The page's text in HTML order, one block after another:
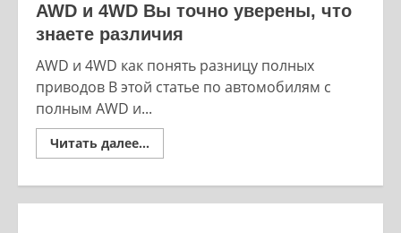
AWD и 4WD Вы точно уверены, что
знаете различия
AWD и 4WD как понять разницу полных
приводов В этой статье по автомобилям с
полным AWD и...
Читать далее...
more
4WD